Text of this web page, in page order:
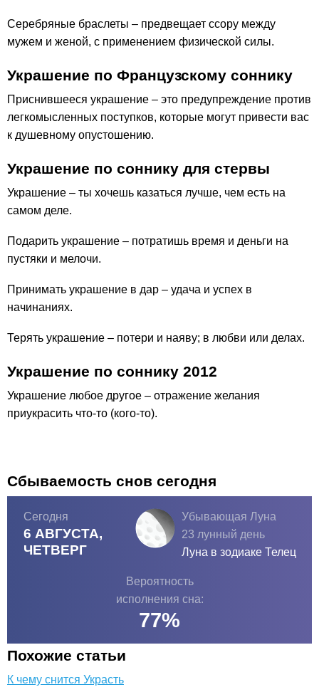
Серебряные браслеты – предвещает ссору между
мужем и женой, с применением физической силы.
Украшение по Французскому соннику
Приснившееся украшение – это предупреждение против
легкомысленных поступков, которые могут привести вас
к душевному опустошению.
Украшение по соннику для стервы
Украшение – ты хочешь казаться лучше, чем есть на
самом деле.
Подарить украшение – потратишь время и деньги на
пустяки и мелочи.
Принимать украшение в дар – удача и успех в
начинаниях.
Терять украшение – потери и наяву; в любви или делах.
Украшение по соннику 2012
Украшение любое другое – отражение желания
приукрасить что-то (кого-то).
Сбываемость снов сегодня
Сегодня
6 АВГУСТА,
ЧЕТВЕРГ
Убывающая Луна
23 лунный день
Луна в зодиаке Телец
Вероятность
исполнения сна:
77%
Похожие статьи
К чему снится Украсть